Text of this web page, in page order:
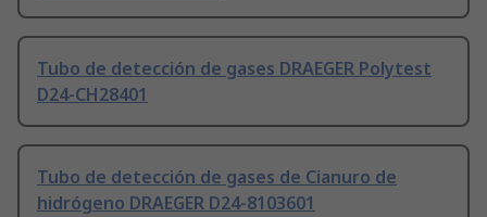
Tubo de detección de gases DRAEGER Polytest
D24-CH28401
Tubo de detección de gases de Cianuro de
hidrógeno DRAEGER D24-8103601